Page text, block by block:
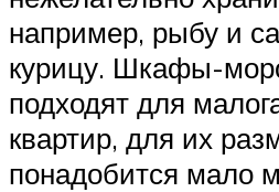
например, рыбу и
курицу. Шкафы-
подходят для
квартир, для их
понадобится мало